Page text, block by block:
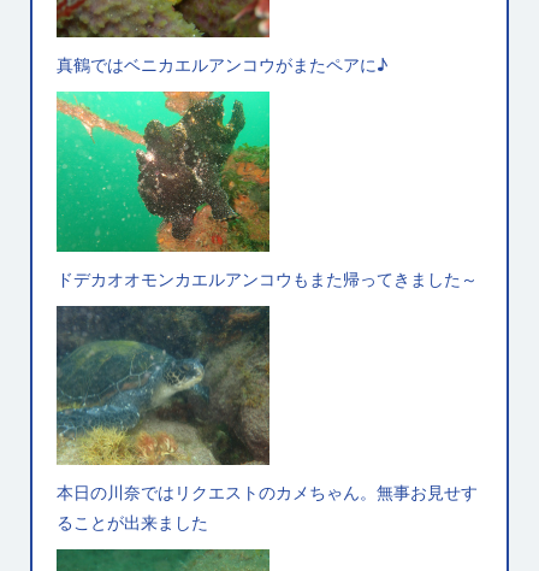
真鶴ではベニカエルアンコウがまたペアに♪
ドデカオオモンカエルアンコウもまた帰ってきました～
本日の川奈ではリクエストのカメちゃん。無事お見せす
ることが出来ました